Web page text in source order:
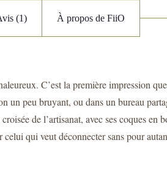
(1) À propos de FiiO
C’est la première impression
un peu bruyant, ou dans un bureau
de l’artisanat, avec ses coques en
qui veut déconnecter sans pour